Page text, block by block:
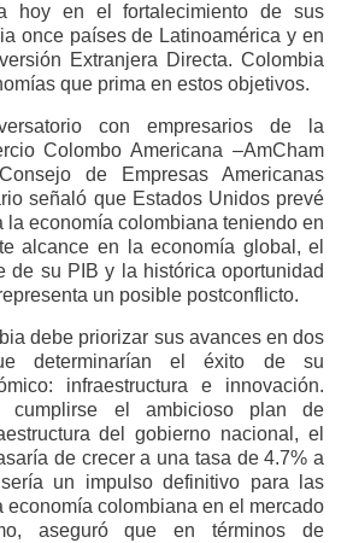
hoy en el fortalecimiento de sus
once países de Latinoamérica y en
Extranjera Directa. Colombia
que prima en estos objetivos.
con empresarios de la
Colombo Americana –AmCham
de Empresas Americanas
señaló que Estados Unidos prevé
la economía colombiana teniendo en
alcance en la economía global, el
de su PIB y la histórica oportunidad
un posible postconflicto.
debe priorizar sus avances en dos
determinarían el éxito de su
infraestructura e innovación.
cumplirse el ambicioso plan de
del gobierno nacional, el
de crecer a una tasa de 4.7% a
un impulso definitivo para las
economía colombiana en el mercado
aseguró que en términos de